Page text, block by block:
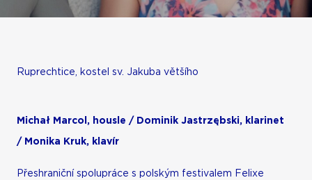
Ruprechtice, kostel sv. Jakuba většího
Michał Marcol, housle / Dominik Jastrzębski, klarinet
/ Monika Kruk, klavír
Přeshraniční spolupráce s polským festivalem Felixe